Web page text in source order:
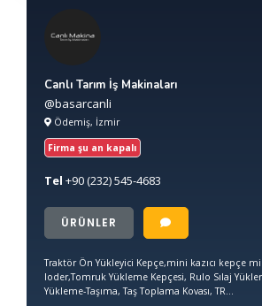
Canlı Tarım İş Makinaları
@basarcanli
Ödemiş, İzmir
Firma şu an kapalı
Tel +90(232) 545-4683
ÜRÜNLER
Traktör Ön Yükleyici Kepçe,mini kazıcı kepçe
loder,Tomruk Yükleme Kepçesi, Rulo Sılaj
Yükleme-Taşıma, Taş Toplama Kovası, TR...